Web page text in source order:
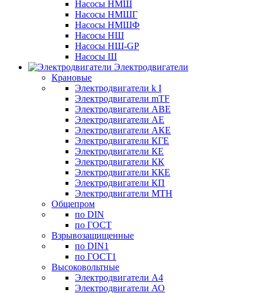
Насосы НМШ
Насосы НМШГ
Насосы НМШФ
Насосы НШ
Насосы НШ-GP
Насосы Ш
Электродвигатели
Крановые
Электродвигатели k I
Электродвигатели mTF
Электродвигатели АВЕ
Электродвигатели АЕ
Электродвигатели АКЕ
Электродвигатели КГЕ
Электродвигатели КЕ
Электродвигатели КК
Электродвигатели ККЕ
Электродвигатели КП
Электродвигатели МТН
Общепром
по DIN
по ГОСТ
Взрывозащищенные
по DIN1
по ГОСТ1
Высоковольтные
Электродвигатели А4
Электродвигатели АО